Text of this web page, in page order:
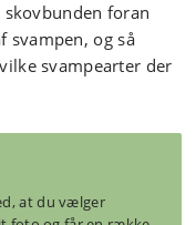
foran
svampen, og så
svampearter der
at du vælger